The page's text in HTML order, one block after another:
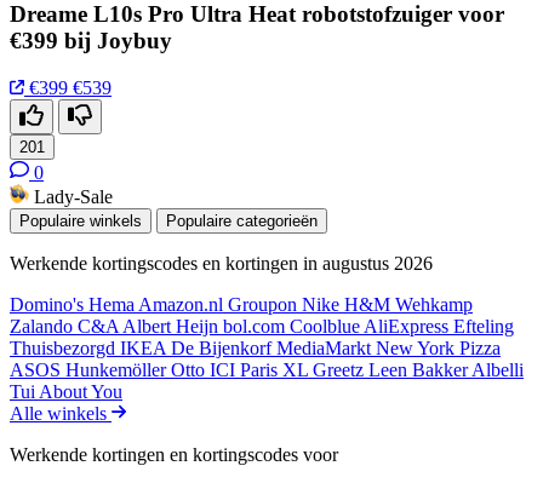
Dreame L10s Pro Ultra Heat robotstofzuiger voor
€399 bij Joybuy
€399 €539
201
0
Lady-Sale
Populaire winkels Populaire categorieën
Werkende kortingscodes en kortingen in augustus 2026
Domino's Hema Amazon.nl Groupon Nike H&M Wehkamp
Zalando C&A Albert Heijn bol.com Coolblue AliExpress Efteling
Thuisbezorgd IKEA De BijenkorfMediaMarkt New York Pizza
ASOS HunkemöllerOtto ICI Paris XL Greetz Leen BakkerAlbelli
Tui About You
Alle winkels
Werkende kortingen en kortingscodes voor